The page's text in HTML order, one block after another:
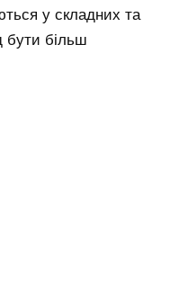
у складних та
бути більш